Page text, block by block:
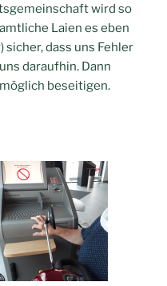
wird so
Laien es eben
sicher, dass uns Fehler
daraufhin. Dann
beseitigen.